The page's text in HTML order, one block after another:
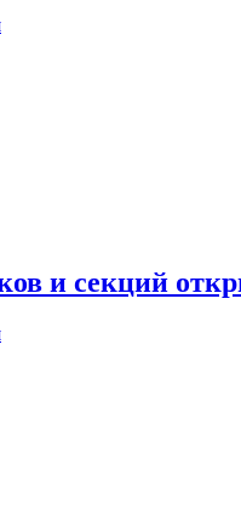
и секций